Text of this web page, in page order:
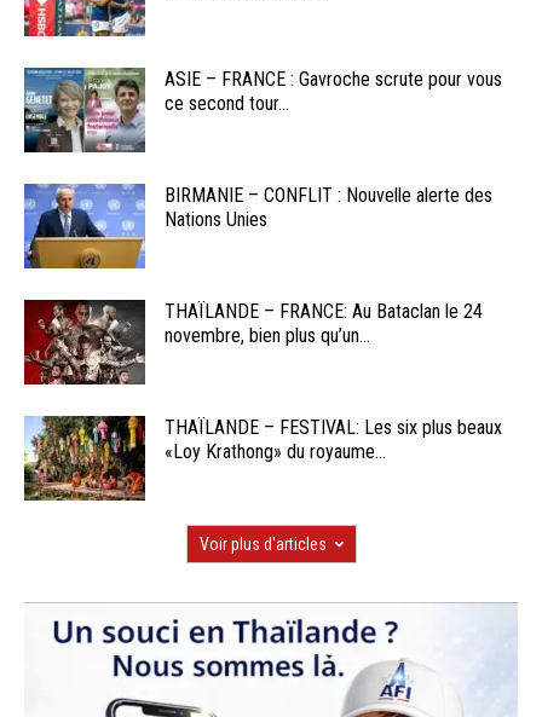
ASIE – FRANCE : Gavroche scrute pour vous
ce second tour...
BIRMANIE – CONFLIT : Nouvelle alerte des
Nations Unies
THAÏLANDE – FRANCE: Au Bataclan le 24
novembre, bien plus qu’un...
THAÏLANDE – FESTIVAL: Les six plus beaux
«Loy Krathong» du royaume...
Voir plus d'articles